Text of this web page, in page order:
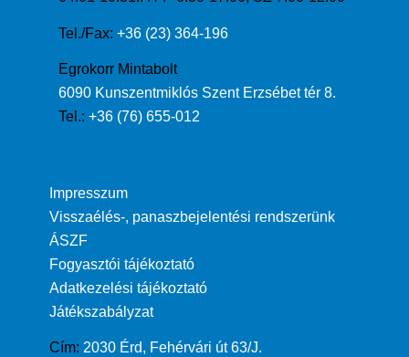
Tel./Fax: +36 (23) 364-196
Egrokorr Mintabolt
6090 Kunszentmiklós Szent Erzsébet tér 8.
Tel.: +36 (76) 655-012
Impresszum
Visszaélés-, panaszbejelentési rendszerünk
ÁSZF
Fogyasztói tájékoztató
Adatkezelési tájékoztató
Játékszabályzat
Cím: 2030 Érd, Fehérvári út 63/J.